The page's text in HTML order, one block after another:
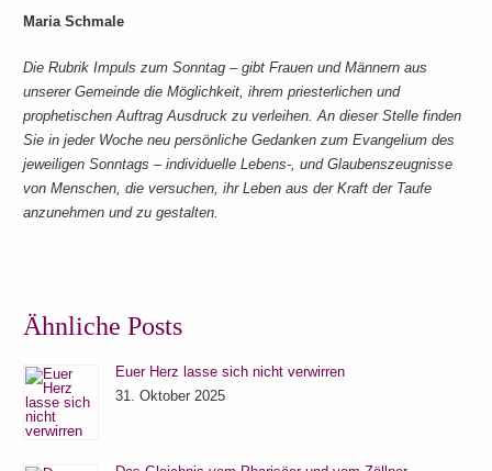
Maria Schmale
Die Rubrik Impuls zum Sonntag – gibt Frauen und Männern aus
unserer Gemeinde die Möglichkeit, ihrem priesterlichen und
prophetischen Auftrag Ausdruck zu verleihen. An dieser Stelle finden
Sie in jeder Woche neu persönliche Gedanken zum Evangelium des
jeweiligen Sonntags – individuelle Lebens-, und Glaubenszeugnisse
von Menschen, die versuchen, ihr Leben aus der Kraft der Taufe
anzunehmen und zu gestalten.
Ähnliche Posts
Euer Herz lasse sich nicht verwirren
31. Oktober 2025